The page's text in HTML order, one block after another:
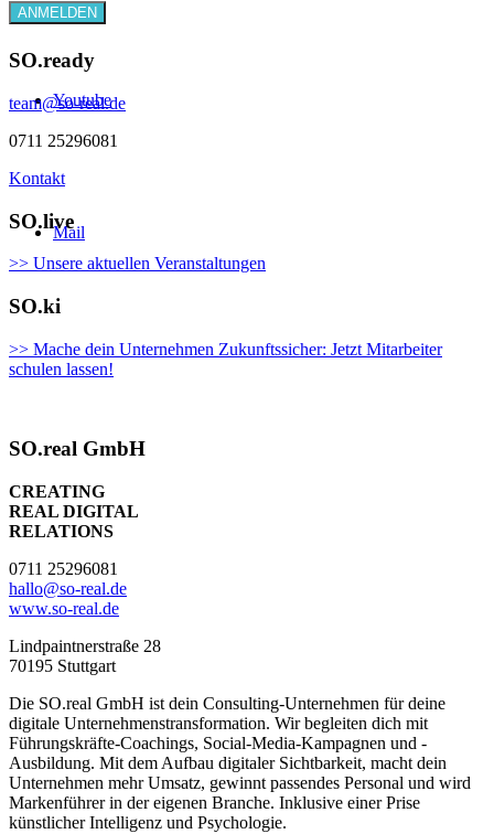
Youtube
Mail
SO.ready
team@so-real.de
0711 25296081
Kontakt
SO.live
>> Unsere aktuellen Veranstaltungen
SO.ki
>> Mache dein Unternehmen Zukunftssicher: Jetzt Mitarbeiter
schulen lassen!
SO.real GmbH
CREATING
REAL DIGITAL
RELATIONS
0711 25296081
hallo@so-real.de
www.so-real.de
Lindpaintnerstraße 28
70195 Stuttgart
Die SO.real GmbH ist dein Consulting-Unternehmen für deine
digitale Unternehmenstransformation. Wir begleiten dich mit
Führungskräfte-Coachings, Social-Media-Kampagnen und -
Ausbildung. Mit dem Aufbau digitaler Sichtbarkeit, macht dein
Unternehmen mehr Umsatz, gewinnt passendes Personal und wird
Markenführer in der eigenen Branche. Inklusive einer Prise
künstlicher Intelligenz und Psychologie.